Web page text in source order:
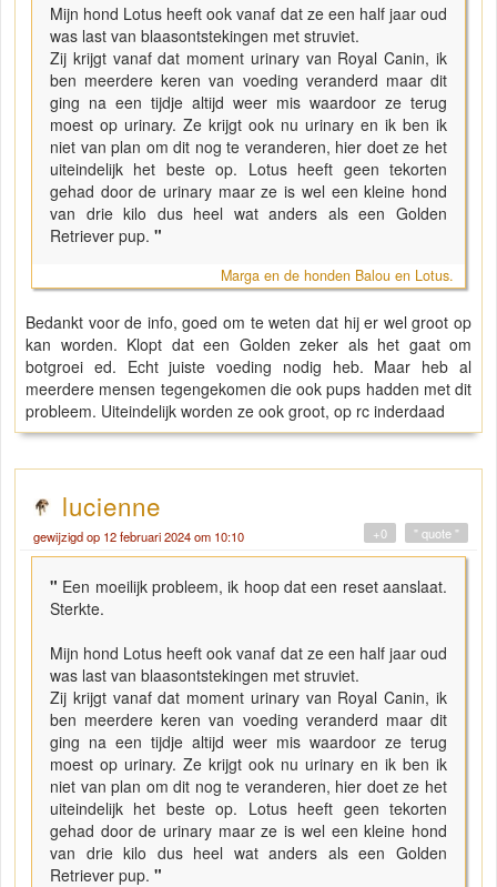
Mijn hond Lotus heeft ook vanaf dat ze een half jaar oud
was last van blaasontstekingen met struviet.
Zij krijgt vanaf dat moment urinary van Royal Canin, ik
ben meerdere keren van voeding veranderd maar dit
ging na een tijdje altijd weer mis waardoor ze terug
moest op urinary. Ze krijgt ook nu urinary en ik ben ik
niet van plan om dit nog te veranderen, hier doet ze het
uiteindelijk het beste op. Lotus heeft geen tekorten
gehad door de urinary maar ze is wel een kleine hond
van drie kilo dus heel wat anders als een Golden
Retriever pup. "
Marga en de honden Balou en Lotus.
Bedankt voor de info, goed om te weten dat hij er wel groot op
kan worden. Klopt dat een Golden zeker als het gaat om
botgroei ed. Echt juiste voeding nodig heb. Maar heb al
meerdere mensen tegengekomen die ook pups hadden met dit
probleem. Uiteindelijk worden ze ook groot, op rc inderdaad
lucienne
gewijzigd op 12 februari 2024 om 10:10 " quote "
+0
" Een moeilijk probleem, ik hoop dat een reset aanslaat.
Sterkte.
Mijn hond Lotus heeft ook vanaf dat ze een half jaar oud
was last van blaasontstekingen met struviet.
Zij krijgt vanaf dat moment urinary van Royal Canin, ik
ben meerdere keren van voeding veranderd maar dit
ging na een tijdje altijd weer mis waardoor ze terug
moest op urinary. Ze krijgt ook nu urinary en ik ben ik
niet van plan om dit nog te veranderen, hier doet ze het
uiteindelijk het beste op. Lotus heeft geen tekorten
gehad door de urinary maar ze is wel een kleine hond
van drie kilo dus heel wat anders als een Golden
Retriever pup. "